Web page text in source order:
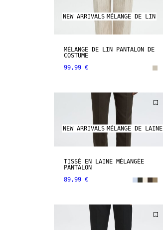
NEW ARRIVALS MÉLANGE DE LIN
MÉLANGE DE LIN PANTALON DE
COSTUME
99,99 €
NEW ARRIVALS MÉLANGE DE LAINE
TISSÉ EN LAINE MÉLANGÉE
PANTALON
89,99 €